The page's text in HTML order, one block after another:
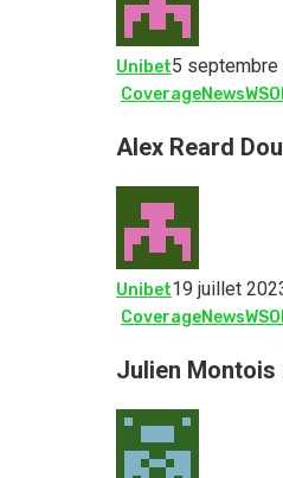
Unibet5 septembre
CoverageNews
Alex Reard
Unibet19 juillet
CoverageNews
Julien Montois